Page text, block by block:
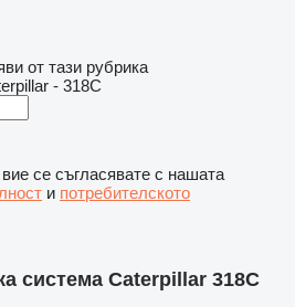
от тази рубрика
- 318C
се съгласявате с нашата
и потребителското
система Caterpillar 318C